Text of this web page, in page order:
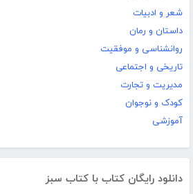
شعر و ادبیات
داستان و رمان
روانشناسی و موفقیت
تاریخی و اجتماعی
مدیریت و تجارت
کودک و نوجوان
آموزشی
دانلود رایگان کتاب با کتاب سبز